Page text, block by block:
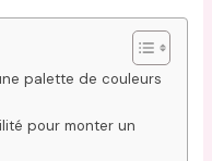
palette de couleurs
pour monter un